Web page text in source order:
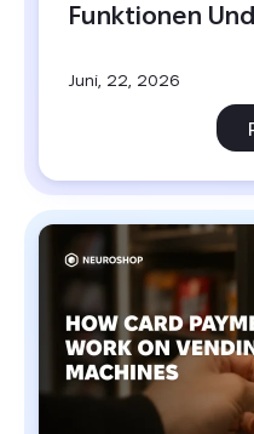
Funktionen
Juni, 22, 2026